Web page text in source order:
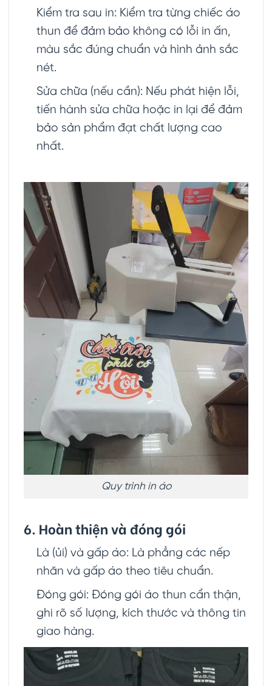
Kiểm tra sau in: Kiểm tra từng chiếc áo
thun để đảm bảo không có lỗi in ấn,
màu sắc đúng chuẩn và hình ảnh sắc
nét.
Sửa chữa (nếu cần): Nếu phát hiện lỗi,
tiến hành sửa chữa hoặc in lại để đảm
bảo sản phẩm đạt chất lượng cao
nhất.
Quy trình in áo
6. Hoàn thiện và đóng gói
Là (ủi) và gấp áo: Là phẳng các nếp
nhăn và gấp áo theo tiêu chuẩn.
Đóng gói: Đóng gói áo thun cẩn thận,
ghi rõ số lượng, kích thước và thông tin
giao hàng.